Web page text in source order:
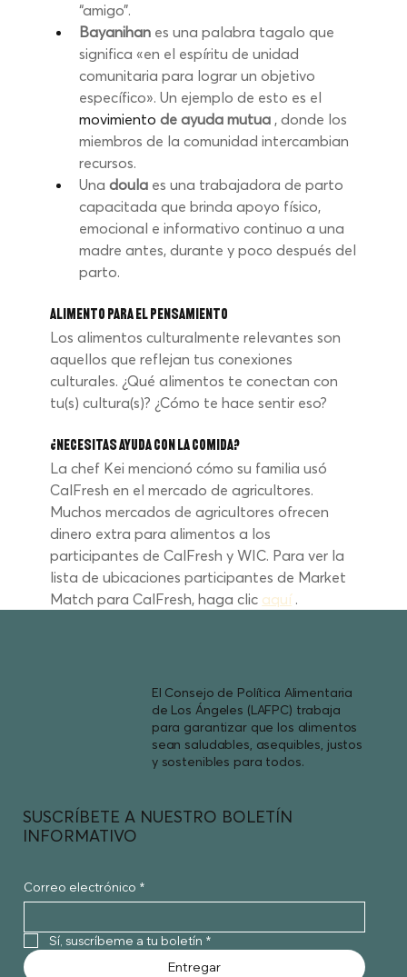
“amigo”.
Bayanihan es una palabra tagalo que
significa «en el espíritu de unidad
comunitaria para lograr un objetivo
específico». Un ejemplo de esto es el
movimiento de ayuda mutua , donde los
miembros de la comunidad intercambian
recursos.
Una doula es una trabajadora de parto
capacitada que brinda apoyo físico,
emocional e informativo continuo a una
madre antes, durante y poco después del
parto.
Alimento para el pensamiento
Los alimentos culturalmente relevantes son
aquellos que reflejan tus conexiones
culturales. ¿Qué alimentos te conectan con
tu(s) cultura(s)? ¿Cómo te hace sentir eso?
¿Necesitas ayuda con la comida?
La chef Kei mencionó cómo su familia usó
CalFresh en el mercado de agricultores.
Muchos mercados de agricultores ofrecen
dinero extra para alimentos a los
participantes de CalFresh y WIC. Para ver la
lista de ubicaciones participantes de Market
Match para CalFresh, haga clic aquí .
El Consejo de Política Alimentaria
de Los Ángeles (LAFPC) trabaja
para garantizar que los alimentos
sean saludables, asequibles, justos
y sostenibles para todos.
SUSCRÍBETE A NUESTRO BOLETÍN
INFORMATIVO
Correo electrónico *
Sí, suscríbeme a tu boletín *
Entregar